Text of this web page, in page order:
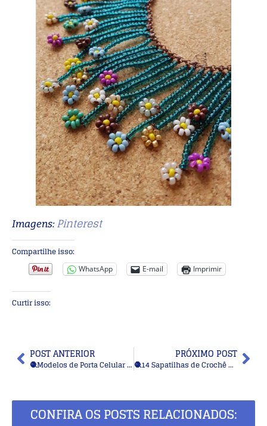
Imagens:Pinterest
Compartilhe isso:
WhatsApp E-mail Imprimir
Curtir isso:
POST ANTERIOR
🧶Modelos de Porta Celular de Crochê para Deixar Seus Looks Mais Charmosos
PRÓXIMO POST
🧶14 Sapatilhas de Crochê ou Tricô para Bebês e Adultos: Ideias Charmosas para o Inverno
CONFIRA OS POSTS RELACIONADOS: